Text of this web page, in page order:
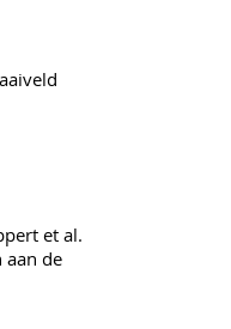
et al.
aan de